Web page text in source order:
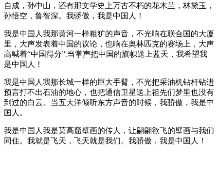
自成，孙中山，还有那文学史上万古不朽的花木兰，林黛玉，
孙悟空，鲁智深。我骄傲，我是中国人！
我是中国人我那黄河一样粗犷的声音，不光响在联合国的大厦
里，大声发表着中国的议论，也响在奥林匹克的赛场上，大声
高喊着“中国得分”.当掌声把中国的旗帜送上蓝天，我希望我
是中国人！
我是中国人我那长城一样的巨大手臂，不光把采油机钻杆钻进
预言打不出石油的地心，也把通信卫星送上祖先们梦里也没有
到过的白云。当五大洋倾听东方声音的时候，我骄傲，我是中
国人。
我是中国人我是莫高窟壁画的传人，让翩翩欲飞的壁画与我们
同住。我就是飞天，飞天就是我们。我骄傲，我是中国人！